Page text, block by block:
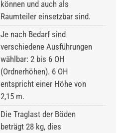
können und auch als
Raumteiler einsetzbar sind.
Je nach Bedarf sind
verschiedene Ausführungen
wählbar: 2 bis 6 OH
(Ordnerhöhen). 6 OH
entspricht einer Höhe von
2,15 m.
Die Traglast der Böden
beträgt 28 kg, dies